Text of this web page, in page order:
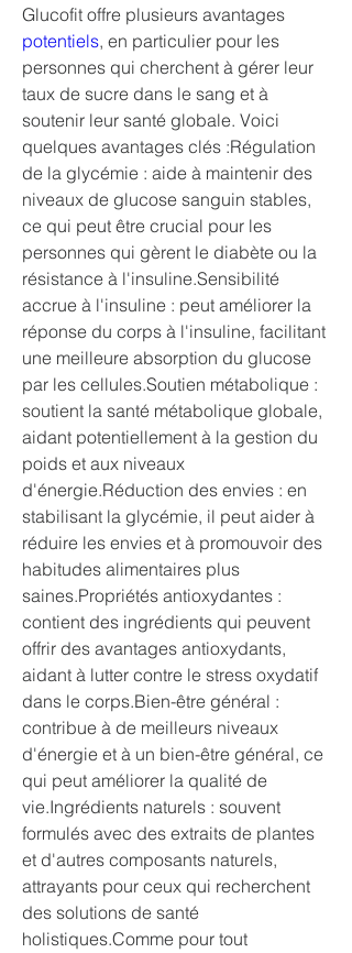
potentiels, en particulier pour les
personnes qui cherchent à gérer leur
taux de sucre dans le sang et à
soutenir leur santé globale. Voici
quelques avantages clés :Régulation
de la glycémie : aide à maintenir des
niveaux de glucose sanguin stables,
ce qui peut être crucial pour les
personnes qui gèrent le diabète ou la
résistance à l'insuline.Sensibilité
accrue à l'insuline : peut améliorer la
réponse du corps à l'insuline, facilitant
une meilleure absorption du glucose
par les cellules.Soutien métabolique :
soutient la santé métabolique globale,
aidant potentiellement à la gestion du
poids et aux niveaux
d'énergie.Réduction des envies : en
stabilisant la glycémie, il peut aider à
réduire les envies et à promouvoir des
habitudes alimentaires plus
saines.Propriétés antioxydantes :
contient des ingrédients qui peuvent
offrir des avantages antioxydants,
aidant à lutter contre le stress oxydatif
dans le corps.Bien-être général :
contribue à de meilleurs niveaux
d'énergie et à un bien-être général, ce
qui peut améliorer la qualité de
vie.Ingrédients naturels : souvent
formulés avec des extraits de plantes
et d'autres composants naturels,
attrayants pour ceux qui recherchent
des solutions de santé
holistiques.Comme pour tout